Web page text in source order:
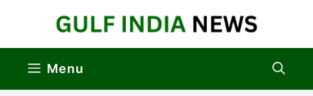
Menu